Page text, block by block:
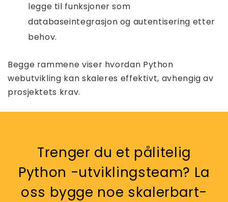
legge til funksjoner som
databaseintegrasjon og autentisering etter
behov.
Begge rammene viser hvordan Python
webutvikling kan skaleres effektivt, avhengig av
prosjektets krav.
Trenger du et pålitelig
Python -utviklingsteam? La
oss bygge noe skalerbart-